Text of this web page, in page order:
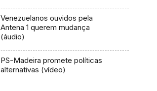
Venezuelanos ouvidos pela
Antena 1 querem mudança
(áudio)
PS-Madeira promete políticas
alternativas (vídeo)